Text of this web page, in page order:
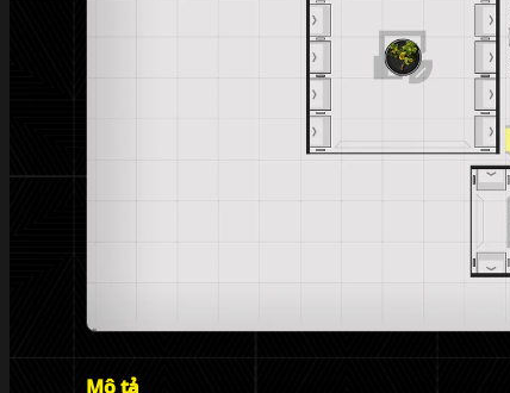
Mô tả